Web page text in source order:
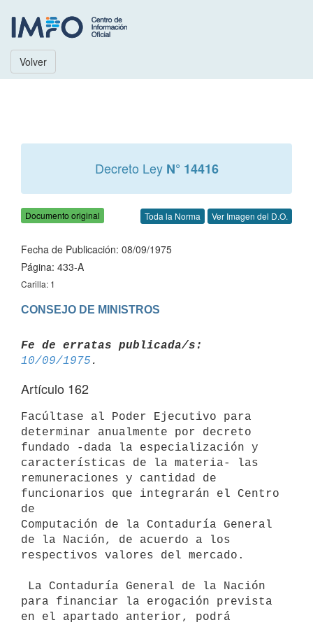
Volver
Decreto Ley N° 14416
Documento original Toda la Norma Ver Imagen del D.O.
Fecha de Publicación: 08/09/1975
Página: 433-A
Carilla: 1
CONSEJO DE MINISTROS
Fe de erratas publicada/s:
10/09/1975
Artículo 162
Facúltase al Poder Ejecutivo para
determinar anualmente por decreto
fundado -dada la especialización y
características de la materia- las
remuneraciones y cantidad de
funcionarios que integrarán el Centro
de
Computación de la Contaduría General
de la Nación, de acuerdo a los
respectivos valores del mercado.
para financiar la erogación prevista
en el apartado anterior, podrá